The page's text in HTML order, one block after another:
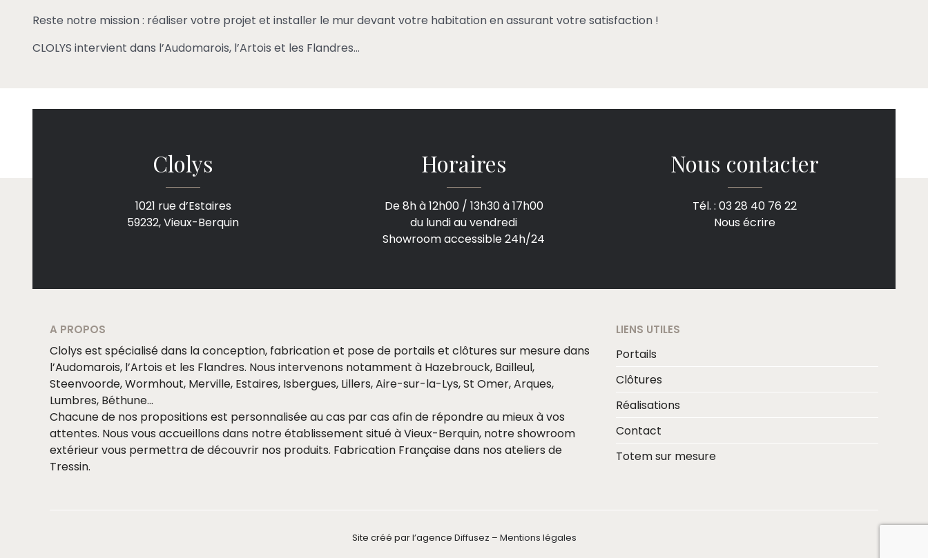
Reste notre mission : réaliser votre projet et installer le mur devant votre habitation en assurant votre satisfaction !
CLOLYS intervient dans l’Audomarois, l’Artois et les Flandres…
Clolys
1021 rue d’Estaires
59232, Vieux-Berquin
Horaires
De 8h à 12h00 / 13h30 à 17h00
du lundi au vendredi
Showroom accessible 24h/24
Nous contacter
Tél. : 03 28 40 76 22
Nous écrire
A PROPOS
Clolys est spécialisé dans la conception, fabrication et pose de portails et clôtures sur mesure dans
l’Audomarois, l’Artois et les Flandres. Nous intervenons notamment à Hazebrouck, Bailleul,
Steenvoorde, Wormhout, Merville, Estaires, Isbergues, Lillers, Aire-sur-la-Lys, St Omer, Arques,
Lumbres, Béthune…
Chacune de nos propositions est personnalisée au cas par cas afin de répondre au mieux à vos
attentes. Nous vous accueillons dans notre établissement situé à Vieux-Berquin, notre showroom
extérieur vous permettra de découvrir nos produits. Fabrication Française dans nos ateliers de
Tressin.
LIENS UTILES
Portails
Clôtures
Réalisations
Contact
Totem sur mesure
Site créé par l’agence Diffusez – Mentions légales